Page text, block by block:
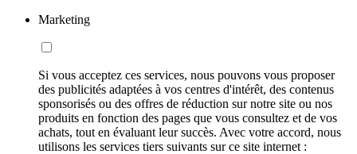
Marketing
Si vous acceptez ces services, nous pouvons vous proposer
des publicités adaptées à vos centres d'intérêt, des contenus
sponsorisés ou des offres de réduction sur notre site ou nos
produits en fonction des pages que vous consultez et de vos
achats, tout en évaluant leur succès. Avec votre accord, nous
utilisons les services tiers suivants sur ce site internet :